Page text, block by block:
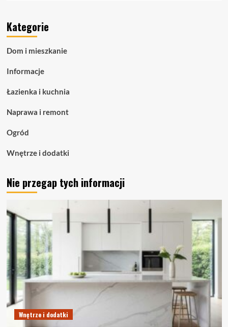
–
dla
przestrzeni
Kategorie
Dom i mieszkanie
Informacje
Łazienka i kuchnia
Naprawa i remont
Ogród
Wnętrze i dodatki
Nie przegap tych informacji
Wnętrze i dodatki